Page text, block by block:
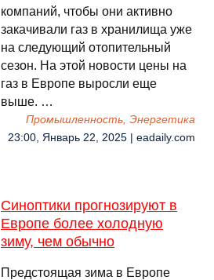
компаний, чтобы они активно
закачивали газ в хранилища уже
на следующий отопительный
сезон. На этой новости цены на
газ в Европе выросли еще
выше. …
Промышленность, Энергетика
23:00, Январь 22, 2025 | eadaily.com
Синоптики прогнозируют в
Европе более холодную
зиму, чем обычно
Предстоящая зима в Европе